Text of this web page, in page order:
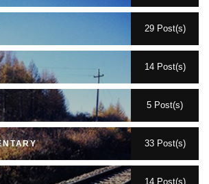
29 Post(s)
14 Post(s)
5 Post(s)
33 Post(s)
14 Post(s)